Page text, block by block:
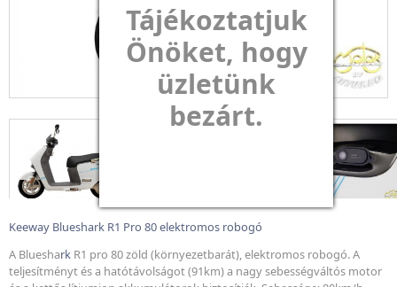
Tájékoztatjuk
Önöket, hogy
üzletünk
bezárt.
Keeway Blueshark R1 Pro 80 elektromos robogó
A Blueshark R1 pro 80 zöld (környezetbarát), elektromos robogó. A
teljesítményt és a hatótávolságot (91km) a nagy sebességváltós motor